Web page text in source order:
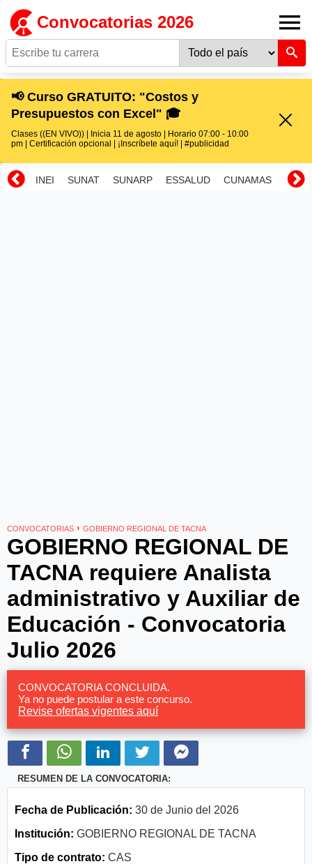
Convocatorias 2026
📢 Curso GRATUITO: "Costos y
Presupuestos con Excel" 🎓
Clases ((EN VIVO)) | Inicia 11 de agosto | Horario 07:00 - 10:00
pm | Certificación opcional | ¡Inscríbete aquí! | #publicidad
INEI SUNAT SUNARP ESSALUD CUNAMAS
CONVOCATORIAS › GOBIERNO REGIONAL DE TACNA
GOBIERNO REGIONAL DE
TACNA requiere Analista
administrativo y Auxiliar de
Educación - Convocatoria
Julio 2026
CONVOCATORIA CONCLUIDA.
Ya no puede postular a este concurso.
Revise ofertas vigentes aquí
RESUMEN DE LA CONVOCATORIA:
Fecha de Publicación: 30 de Junio del 2026
Institución: GOBIERNO REGIONAL DE TACNA
Tipo de contrato: CAS